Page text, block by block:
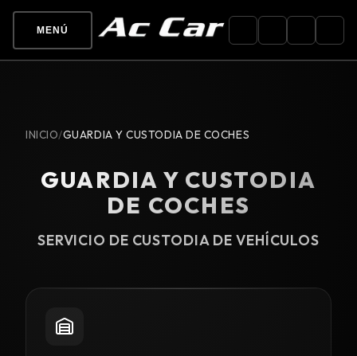
MENÚ
INICIO/GUARDIA Y CUSTODIA DE COCHES
GUARDIA Y CUSTODIA
DE COCHES
SERVICIO DE CUSTODIA DE VEHÍCULOS